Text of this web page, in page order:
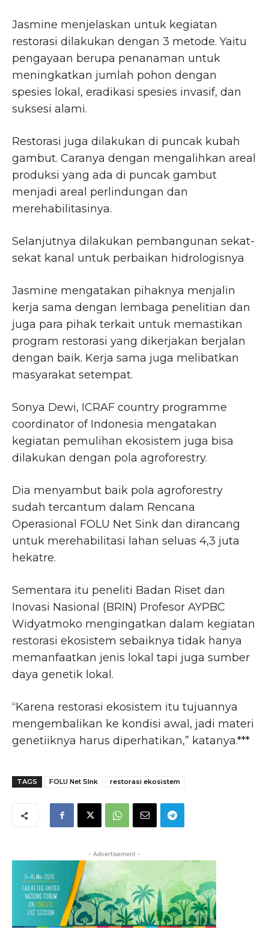
Jasmine menjelaskan untuk kegiatan
restorasi dilakukan dengan 3 metode. Yaitu
pengayaan berupa penanaman untuk
meningkatkan jumlah pohon dengan
spesies lokal, eradikasi spesies invasif, dan
suksesi alami.
Restorasi juga dilakukan di puncak kubah
gambut. Caranya dengan mengalihkan areal
produksi yang ada di puncak gambut
menjadi areal perlindungan dan
merehabilitasinya.
Selanjutnya dilakukan pembangunan sekat-
sekat kanal untuk perbaikan hidrologisnya
Jasmine mengatakan pihaknya menjalin
kerja sama dengan lembaga penelitian dan
juga para pihak terkait untuk memastikan
program restorasi yang dikerjakan berjalan
dengan baik. Kerja sama juga melibatkan
masyarakat setempat.
Sonya Dewi, ICRAF country programme
coordinator of Indonesia mengatakan
kegiatan pemulihan ekosistem juga bisa
dilakukan dengan pola agroforestry.
Dia menyambut baik pola agroforestry
sudah tercantum dalam Rencana
Operasional FOLU Net Sink dan dirancang
untuk merehabilitasi lahan seluas 4,3 juta
hekatre.
Sementara itu peneliti Badan Riset dan
Inovasi Nasional (BRIN) Profesor AYPBC
Widyatmoko mengingatkan dalam kegiatan
restorasi ekosistem sebaiknya tidak hanya
memanfaatkan jenis lokal tapi juga sumber
daya genetik lokal.
“Karena restorasi ekosistem itu tujuannya
mengembalikan ke kondisi awal, jadi materi
genetiiknya harus diperhatikan,” katanya.***
TAGS FOLU Net SInk restorasi ekosistem
- Advertisement -